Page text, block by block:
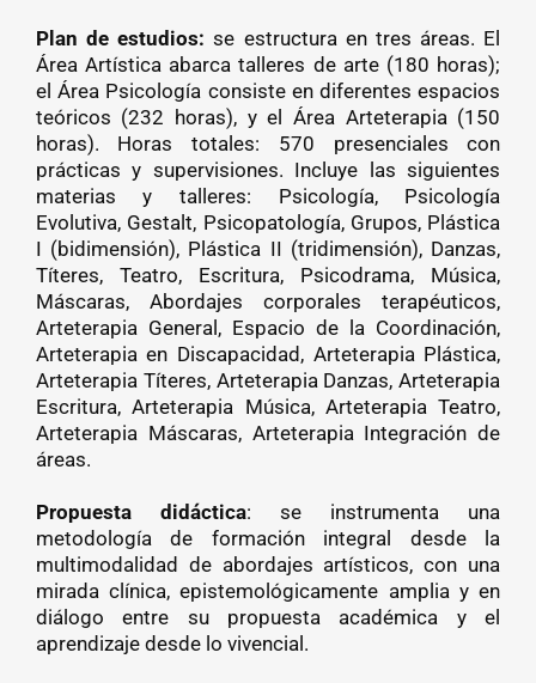
Plan de estudios: se estructura en tres áreas. El
Área Artística abarca talleres de arte (180 horas);
el Área Psicología consiste en diferentes espacios
teóricos (232 horas), y el Área Arteterapia (150
horas). Horas totales: 570 presenciales con
prácticas y supervisiones. Incluye las siguientes
materias y talleres: Psicología, Psicología
Evolutiva, Gestalt, Psicopatología, Grupos, Plástica
I (bidimensión), Plástica II (tridimensión), Danzas,
Títeres, Teatro, Escritura, Psicodrama, Música,
Máscaras, Abordajes corporales terapéuticos,
Arteterapia General, Espacio de la Coordinación,
Arteterapia en Discapacidad, Arteterapia Plástica,
Arteterapia Títeres, Arteterapia Danzas, Arteterapia
Escritura, Arteterapia Música, Arteterapia Teatro,
Arteterapia Máscaras, Arteterapia Integración de
áreas.
Propuesta didáctica: se instrumenta una
metodología de formación integral desde la
multimodalidad de abordajes artísticos, con una
mirada clínica, epistemológicamente amplia y en
diálogo entre su propuesta académica y el
aprendizaje desde lo vivencial.